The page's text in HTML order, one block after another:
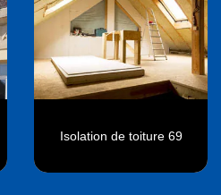
Isolation de toiture 69